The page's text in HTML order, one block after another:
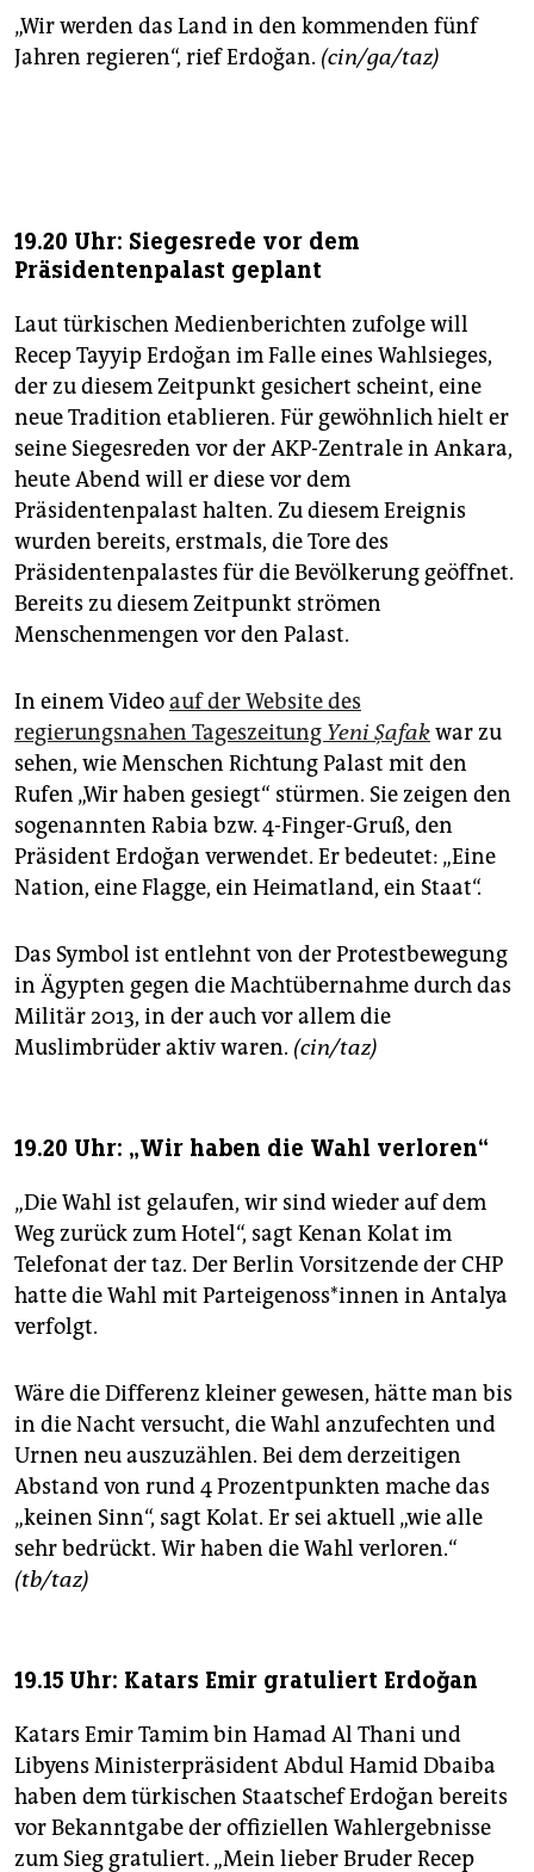
„Wir werden das Land in den kommenden fünf
Jahren regieren“, rief Erdoğan. (cin/ga/taz)
19.20 Uhr: Siegesrede vor dem
Präsidentenpalast geplant
Laut türkischen Medienberichten zufolge will
Recep Tayyip Erdoğan im Falle eines Wahlsieges,
der zu diesem Zeitpunkt gesichert scheint, eine
neue Tradition etablieren. Für gewöhnlich hielt er
seine Siegesreden vor der AKP-Zentrale in Ankara,
heute Abend will er diese vor dem
Präsidentenpalast halten. Zu diesem Ereignis
wurden bereits, erstmals, die Tore des
Präsidentenpalastes für die Bevölkerung geöffnet.
Bereits zu diesem Zeitpunkt strömen
Menschenmengen vor den Palast.
In einem Videoauf der Website des
regierungsnahen Tageszeitung Yeni Şafakwar zu
sehen, wie Menschen Richtung Palast mit den
Rufen „Wir haben gesiegt“ stürmen. Sie zeigen den
sogenannten Rabia bzw. 4-Finger-Gruß, den
Präsident Erdoğan verwendet. Er bedeutet: „Eine
Nation, eine Flagge, ein Heimatland, ein Staat“.
Das Symbol ist entlehnt von der Protestbewegung
in Ägypten gegen die Machtübernahme durch das
Militär 2013, in der auch vor allem die
Muslimbrüder aktiv waren. (cin/taz)
19.20 Uhr: „Wir haben die Wahl verloren“
„Die Wahl ist gelaufen, wir sind wieder auf dem
Weg zurück zum Hotel“, sagt Kenan Kolat im
Telefonat der taz. Der Berlin Vorsitzende der CHP
hatte die Wahl mit Par­tei­ge­nos­s*in­nen in Antalya
verfolgt.
Wäre die Differenz kleiner gewesen, hätte man bis
in die Nacht versucht, die Wahl anzufechten und
Urnen neu auszuzählen. Bei dem derzeitigen
Abstand von rund 4 Prozentpunkten mache das
„keinen Sinn“, sagt Kolat. Er sei aktuell „wie alle
sehr bedrückt. Wir haben die Wahl verloren.“
(tb/taz)
19.15 Uhr: Katars Emir gratuliert Erdoğan
Katars Emir Tamim bin Hamad Al Thani und
Libyens Ministerpräsident Abdul Hamid Dbaiba
haben dem türkischen Staatschef Erdoğan bereits
vor Bekanntgabe der offiziellen Wahlergebnisse
zum Sieg gratuliert. „Mein lieber Bruder Recep